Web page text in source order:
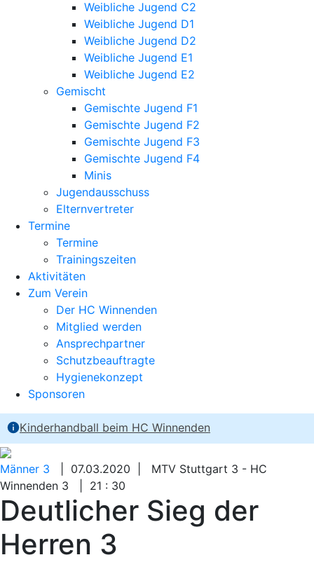
Weibliche Jugend C2
Weibliche Jugend D1
Weibliche Jugend D2
Weibliche Jugend E1
Weibliche Jugend E2
Gemischt
Gemischte Jugend F1
Gemischte Jugend F2
Gemischte Jugend F3
Gemischte Jugend F4
Minis
Jugendausschuss
Elternvertreter
Termine
Termine
Trainingszeiten
Aktivitäten
Zum Verein
Der HC Winnenden
Mitglied werden
Ansprechpartner
Schutzbeauftragte
Hygienekonzept
Sponsoren
Kinderhandball beim HC Winnenden
Männer 3
| 07.03.2020 | MTV Stuttgart 3 - HC
Winnenden 3 | 21 : 30
Deutlicher Sieg der
Herren 3